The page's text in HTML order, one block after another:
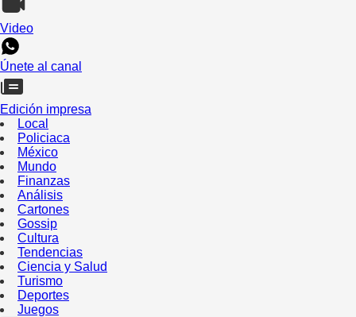
Video
Únete al canal
Edición impresa
Local
Policiaca
México
Mundo
Finanzas
Análisis
Cartones
Gossip
Cultura
Tendencias
Ciencia y Salud
Turismo
Deportes
Juegos